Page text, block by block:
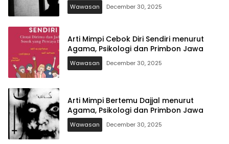
Wawasan December 30, 2025
Arti Mimpi Cebok Diri Sendiri menurut
Agama, Psikologi dan Primbon Jawa
Wawasan December 30, 2025
Arti Mimpi Bertemu Dajjal menurut
Agama, Psikologi dan Primbon Jawa
Wawasan December 30, 2025